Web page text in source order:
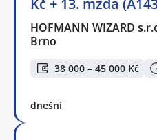
Kč + 13. mzda
HOFMANN WIZARD
Brno
38 000 – 45 000 Kč
dnešní